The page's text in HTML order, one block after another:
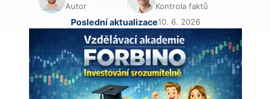
Autor Kontrola faktů
Poslední aktualizace10. 6. 2026